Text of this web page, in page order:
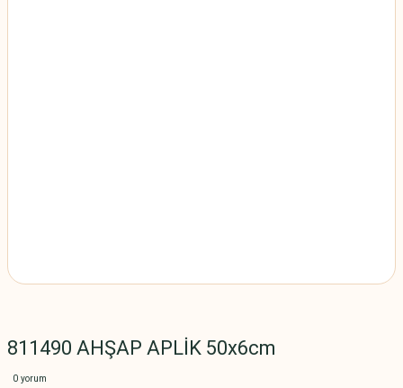
811490 AHŞAP APLİK 50x6cm
0 yorum